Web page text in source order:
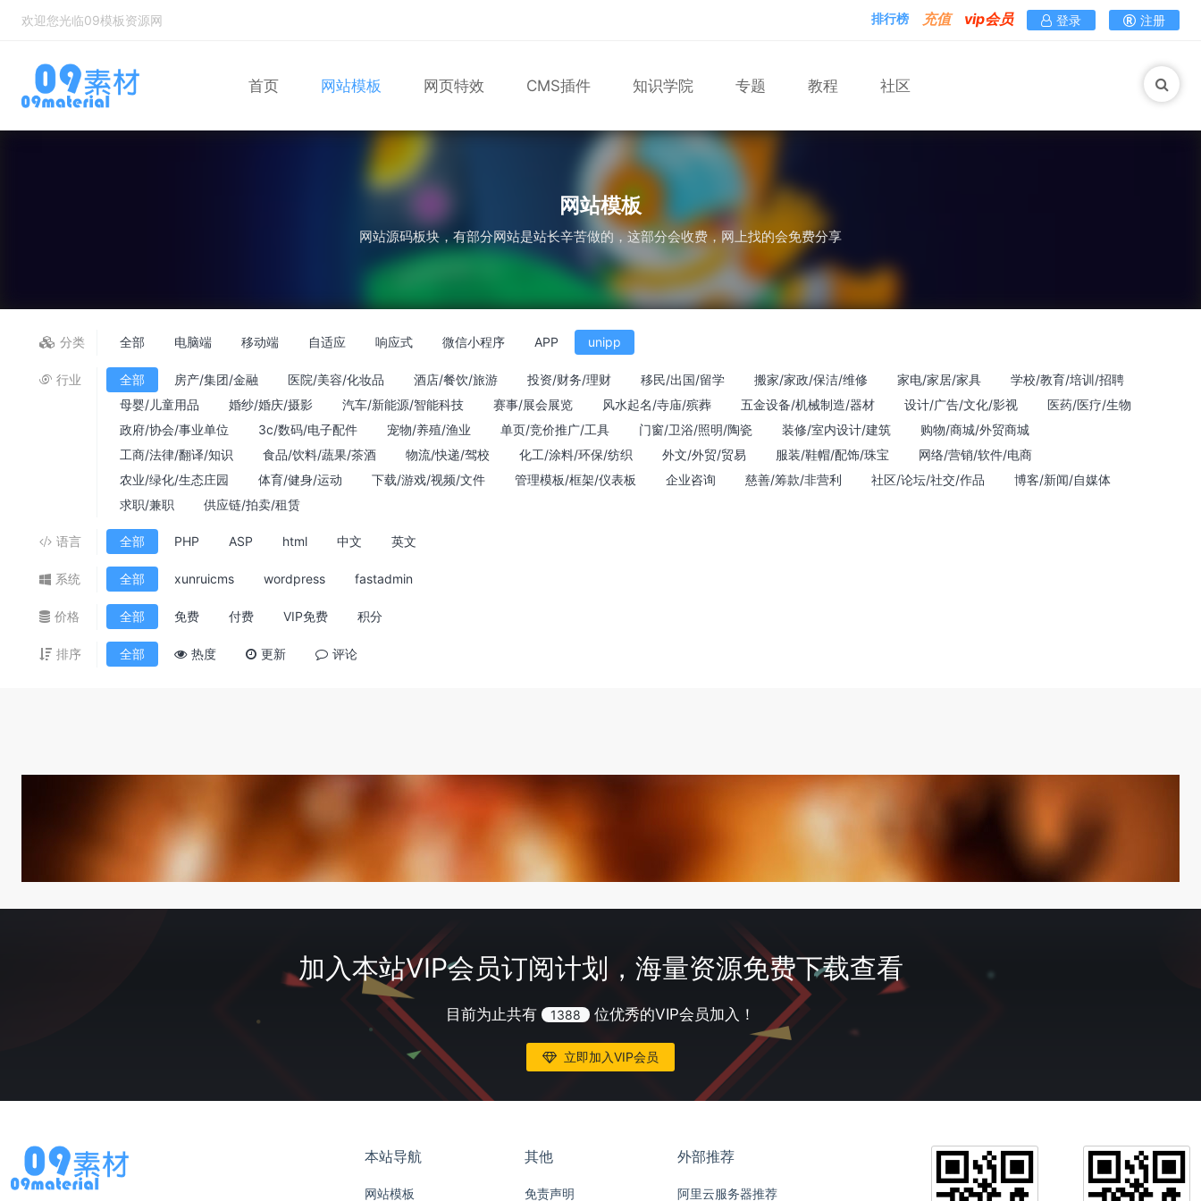
欢迎您光临09模板资源网 排行榜 充值 vip会员 登录 注册
首页 网站模板 网页特效 CMS插件 知识学院 专题 教程 社区
网站模板
网站源码板块，有部分网站是站长辛苦做的，这部分会收费，网上找的会免费分享
分类 全部 电脑端 移动端 自适应 响应式 微信小程序 APP unipp
行业 全部 房产/集团/金融 医院/美容/化妆品 酒店/餐饮/旅游 投资/财务/理财 移民/出国/留学 搬家/家政/保洁/维修 家电/家居/家具
学校/教育/培训/招聘
母婴/儿童用品
婚纱/婚庆/摄影 汽车/新能源/智能科技 赛事/展会展览 风水起名/寺庙/殡葬 五金设备/机械制造/器材 设计/广告/文化/影视
医药/医疗/生物
政府/协会/事业单位
3c/数码/电子配件 宠物/养殖/渔业 单页/竞价推广/工具 门窗/卫浴/照明/陶瓷 装修/室内设计/建筑
购物/商城/外贸商城
工商/法律/翻译/知识
食品/饮料/蔬果/茶酒 物流/快递/驾校 化工/涂料/环保/纺织 外文/外贸/贸易 服装/鞋帽/配饰/珠宝
网络/营销/软件/电商
农业/绿化/生态庄园
体育/健身/运动 下载/游戏/视频/文件 管理模板/框架/仪表板 企业咨询 慈善/筹款/非营利 社区/论坛/社交/作品
博客/新闻/自媒体
求职/兼职
供应链/拍卖/租赁
语言 全部 PHP ASP html 中文 英文
系统 全部 xunruicms wordpress fastadmin
价格 全部 免费 付费 VIP免费 积分
排序 全部 热度 更新 评论
加入本站VIP会员订阅计划，海量资源免费下载查看
目前为止共有 1388 位优秀的VIP会员加入！
立即加入VIP会员
本站导航
网站模板
其他
免责声明
外部推荐
阿里云服务器推荐
充值
我的